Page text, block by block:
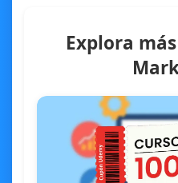
Explora